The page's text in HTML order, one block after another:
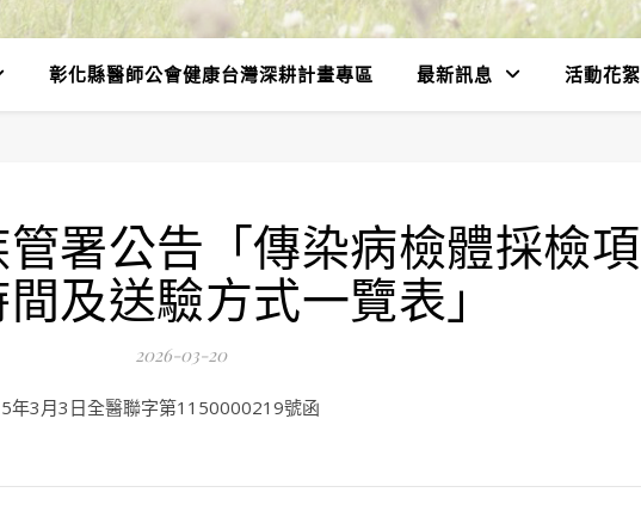
彰化縣醫師公會健康台灣深耕計畫專區 最新訊息 活動花絮
署公告「傳染病檢體採檢項
及送驗方式一覽表」
2026-03-20
年3月3日全醫聯字第1150000219號函